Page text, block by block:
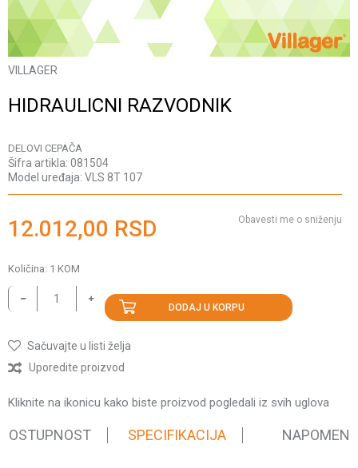
VILLAGER
HIDRAULICNI RAZVODNIK
DELOVI CEPAČA
Šifra artikla: 081504
Model uređaja: VLS 8T 107
12.012,00 RSD Obavesti me o sniženju
Količina: 1 KOM
DODAJ U KORPU
Sačuvajte u listi želja
Uporedite proizvod
Kliknite na ikonicu kako biste proizvod pogledali iz svih uglova
SPECIFIKACIJA NAPOMENA